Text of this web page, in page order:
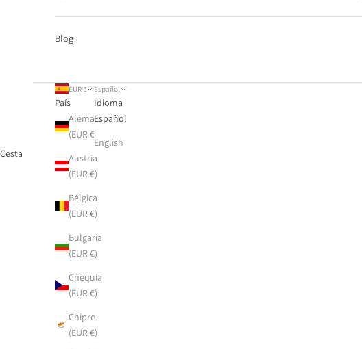
Blog
EUR €
País
Alemania
(EUR €)
Austria
(EUR €)
Bélgica
(EUR €)
Bulgaria
(EUR €)
Chequia
(EUR €)
Chipre
(EUR €)
Español
Idioma
Español
English
Cesta